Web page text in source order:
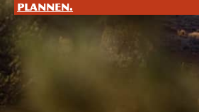
plannen.